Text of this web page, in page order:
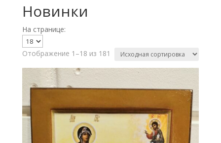
Новинки
На странице:
Отображение 1–18 из 181